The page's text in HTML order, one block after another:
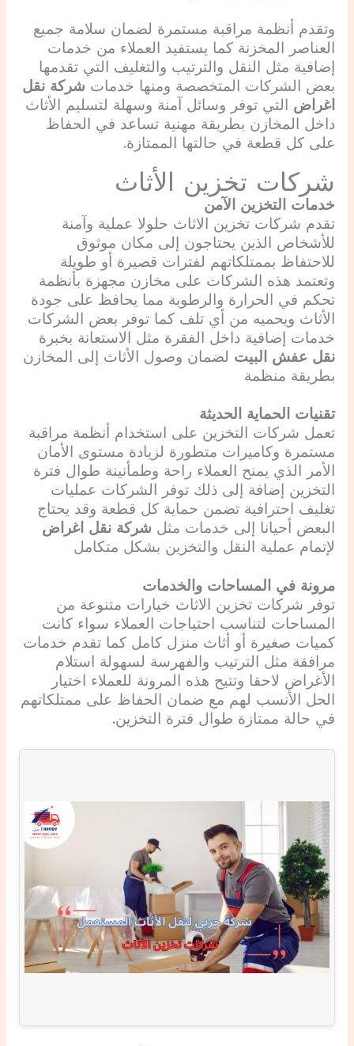
وتقدم أنظمة مراقبة مستمرة لضمان سلامة جميع
العناصر المخزنة كما يستفيد العملاء من خدمات
إضافية مثل النقل والترتيب والتغليف التي تقدمها
بعض الشركات المتخصصة ومنها خدمات شركة نقل
اغراض التي توفر وسائل آمنة وسهلة لتسليم الأثاث
داخل المخازن بطريقة مهنية تساعد في الحفاظ
على كل قطعة في حالتها الممتازة.
شركات تخزين الأثاث
خدمات التخزين الآمن
تقدم شركات تخزين الاثاث حلولا عملية وآمنة
للأشخاص الذين يحتاجون إلى مكان موثوق
للاحتفاظ بممتلكاتهم لفترات قصيرة أو طويلة
وتعتمد هذه الشركات على مخازن مجهزة بأنظمة
تحكم في الحرارة والرطوبة مما يحافظ على جودة
الأثاث ويحميه من أي تلف كما توفر بعض الشركات
خدمات إضافية داخل الفقرة مثل الاستعانة بخبرة
نقل عفش البيت لضمان وصول الأثاث إلى المخازن
بطريقة منظمة
تقنيات الحماية الحديثة
تعمل شركات التخزين على استخدام أنظمة مراقبة
مستمرة وكاميرات متطورة لزيادة مستوى الأمان
الأمر الذي يمنح العملاء راحة وطمأنينة طوال فترة
التخزين إضافة إلى ذلك توفر الشركات عمليات
تغليف احترافية تضمن حماية كل قطعة وقد يحتاج
البعض أحيانا إلى خدمات مثل شركة نقل اغراض
لإتمام عملية النقل والتخزين بشكل متكامل
مرونة في المساحات والخدمات
توفر شركات تخزين الاثاث خيارات متنوعة من
المساحات لتناسب احتياجات العملاء سواء كانت
كميات صغيرة أو أثاث منزل كامل كما تقدم خدمات
مرافقة مثل الترتيب والفهرسة لسهولة استلام
الأغراض لاحقا وتتيح هذه المرونة للعملاء اختيار
الحل الأنسب لهم مع ضمان الحفاظ على ممتلكاتهم
في حالة ممتازة طوال فترة التخزين.